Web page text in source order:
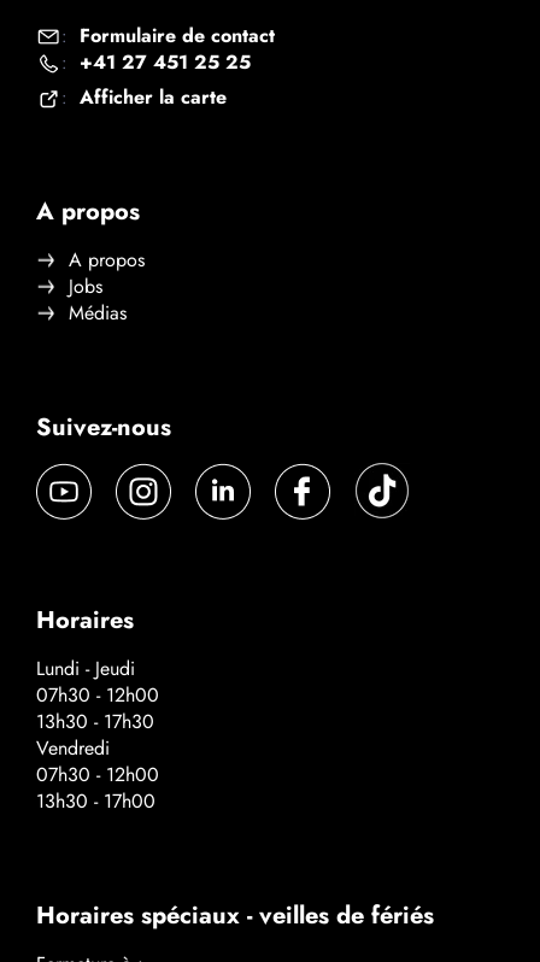
: Formulaire de contact
: +41 27 451 25 25
: Afficher la carte
A propos
A propos
Jobs
Médias
Suivez-nous
Horaires
Lundi - Jeudi
07h30 - 12h00
13h30 - 17h30
Vendredi
07h30 - 12h00
13h30 - 17h00
Horaires spéciaux - veilles de fériés